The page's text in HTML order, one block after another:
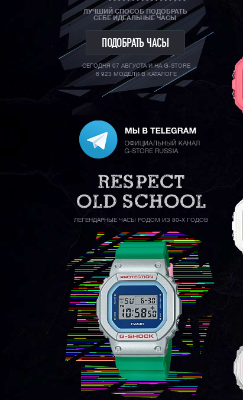
ЛУЧШИЙ СПОСОБ ПОДОБРАТЬ
СЕБЕ ИДЕАЛЬНЫЕ ЧАСЫ
ПОДОБРАТЬ ЧАСЫ
СЕГОДНЯ 07 АВГУСТА И НА G-STORE
6 923 МОДЕЛИ В КАТАЛОГЕ
ЛЕГЕНДАРНЫЕ ЧАСЫ РОДОМ ИЗ 80-Х ГОДОВ